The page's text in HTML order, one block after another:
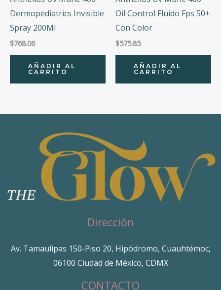
Dermopediatrics Invisible
Spray 200Ml
$768.06
AÑADIR AL
CARRITO
Oil Control Fluido Fps 50+
Con Color
$575.85
AÑADIR AL
CARRITO
Dirección
Av. Tamaulipas 150-Piso 20, Hipódromo, Cuauhtémoc,
06100 Ciudad de México, CDMX
CONTACTO